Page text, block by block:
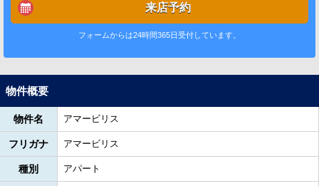
来店予約
フォームからは24時間365日受付しています。
物件概要
物件名 アマービリス
フリガナ アマービリス
種別 アパート